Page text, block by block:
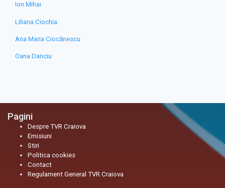
Ion Mihai
Liliana Ciochia
Ana Maria Ciocănescu
Oana Danciu
Pagini
Despre TVR Craiova
Emisiuni
Stiri
Politica cookies
Contact
Regulament General TVR Craiova